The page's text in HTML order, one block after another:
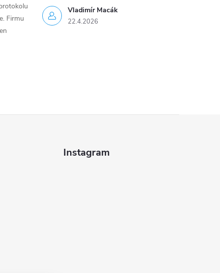
Firmu
Vladimír Macák
22.4.2026
Instagram